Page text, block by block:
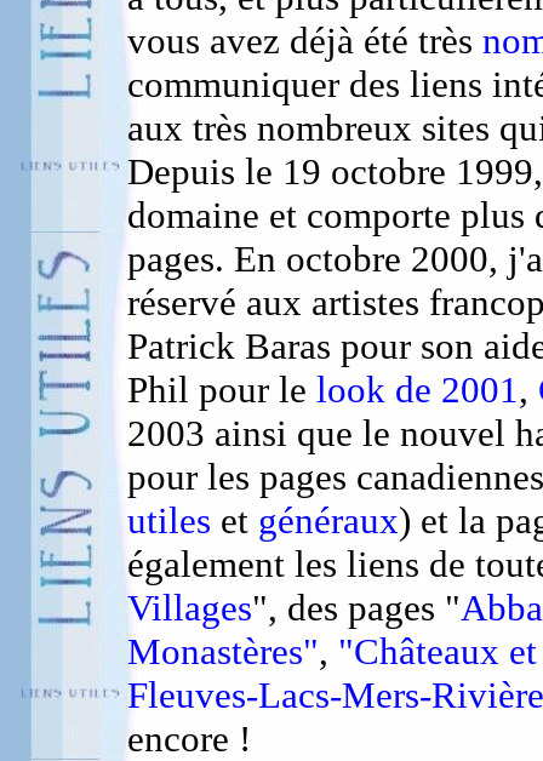
vous avez déjà été très
communiquer des liens
aux très nombreux sites
Depuis le 19 octobre
domaine et comporte plus
pages. En octobre 2000,
réservé aux artistes
Patrick Baras pour son
Phil pour le look de 2001,
2003 ainsi que le nouvel
pour les pages
utiles et généraux) et la
également les liens de
Villages", des pages "
Monastères", "Châteaux
Fleuves-Lacs-Mers-
encore !